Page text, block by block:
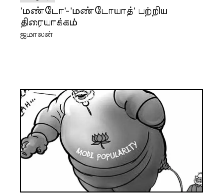
'மண்டோ'-'மண்டோயாத்' பற்றிய
திரையாக்கம்
ஜமாலன்